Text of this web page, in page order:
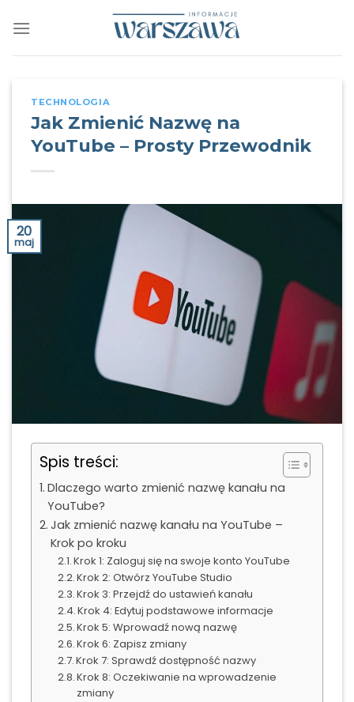
TECHNOLOGIA
Jak Zmienić Nazwę na
YouTube – Prosty Przewodnik
20
maj
Spis treści:
Dlaczego warto zmienić nazwę kanału na
YouTube?
Jak zmienić nazwę kanału na YouTube –
Krok po kroku
Krok 1: Zaloguj się na swoje konto YouTube
Krok 2: Otwórz YouTube Studio
Krok 3: Przejdź do ustawień kanału
Krok 4: Edytuj podstawowe informacje
Krok 5: Wprowadź nową nazwę
Krok 6: Zapisz zmiany
Krok 7: Sprawdź dostępność nazwy
Krok 8: Oczekiwanie na wprowadzenie
zmiany